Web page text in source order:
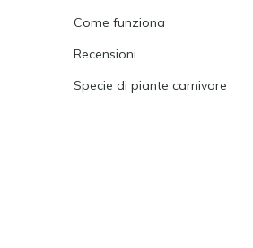
Come funziona
Recensioni
Specie di piante carnivore